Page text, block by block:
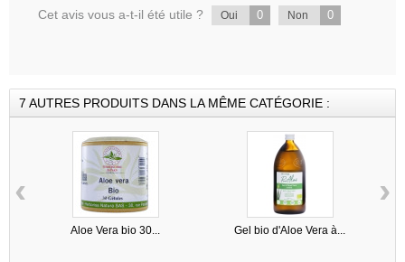
Cet avis vous a-t-il été utile ? Oui 0 Non 0
7 AUTRES PRODUITS DANS LA MÊME CATÉGORIE :
Aloe Vera bio 30... Gel bio d'Aloe Vera à...
‹ ›